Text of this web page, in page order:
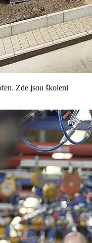
Zde jsou školeni